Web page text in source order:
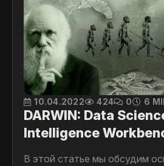
10.04.2022 424 0 6
DARWIN: Data
Intelligence
В этой статье мы обсудим